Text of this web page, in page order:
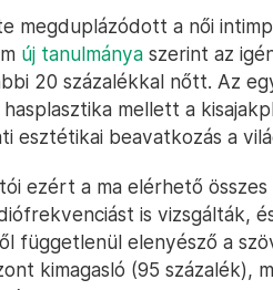
megduplázódott a női
új tanulmánya szerint az
20 százalékkal nőtt. Az
mellett a
esztétikai beavatkozás a
ezért a ma elérhető összes
is vizsgálták,
függetlenül elenyésző a
kimagasló (95 százalék),